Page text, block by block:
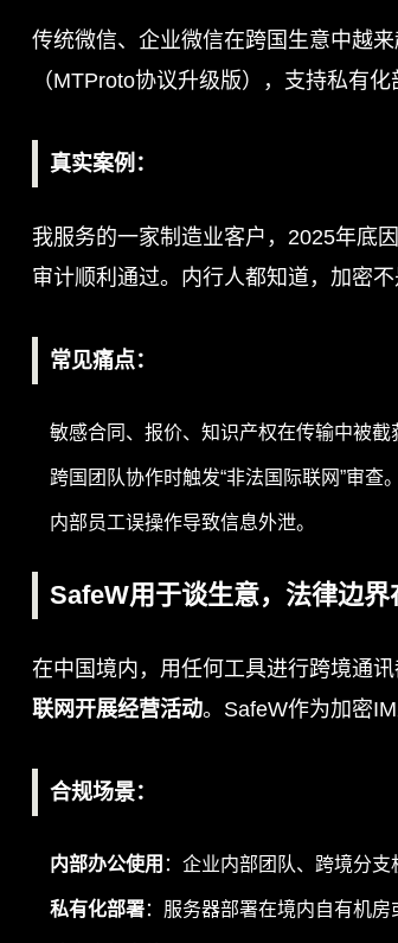
传统微信、企业微信在跨国生意中越
（MTProto协议升级版），支持私有
真实案例 ：
我服务的一家制造业客户，2025年底
审计顺利通过。内行人都知道，加密
常见痛点：
敏感合同、报价、知识产权在传输中被截
跨国团队协作时触发“非法国际联网”审查。
内部员工误操作导致信息外泄。
SafeW用于谈生意，法律边
在中国境内，用任何工具进行跨境通
联网开展经营活动。SafeW作为加密
合规场景：
内部办公使用 ：企业内部团队、跨境分
私有化部署：服务器部署在境内自有机房